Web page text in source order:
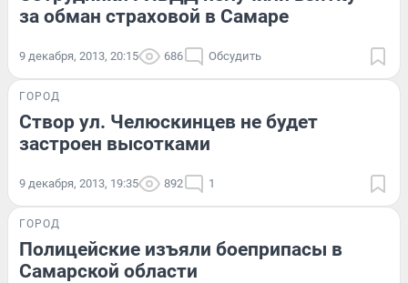
за обман страховой в Самаре
9 декабря, 2013, 20:15 686 Обсудить
ГОРОД
Створ ул. Челюскинцев не будет
застроен высотками
9 декабря, 2013, 19:35 892 1
ГОРОД
Полицейские изъяли боеприпасы в
Самарской области